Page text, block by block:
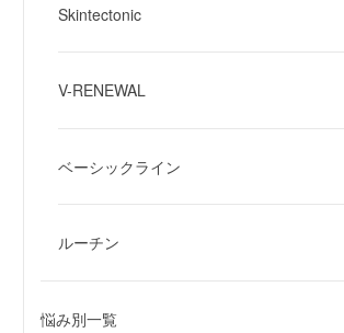
Skintectonic
V-RENEWAL
ベーシックライン
ルーチン
悩み別一覧